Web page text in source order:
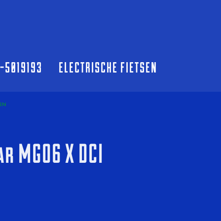
ELECTRISCHE FIETSEN
X DCI